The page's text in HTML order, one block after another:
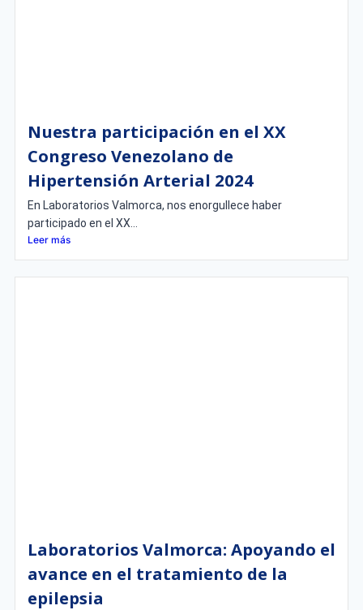
Nuestra participación en el XX
Congreso Venezolano de
Hipertensión Arterial 2024
En Laboratorios Valmorca, nos enorgullece haber
participado en el XX...
Leer más
Laboratorios Valmorca: Apoyando el
avance en el tratamiento de la
epilepsia